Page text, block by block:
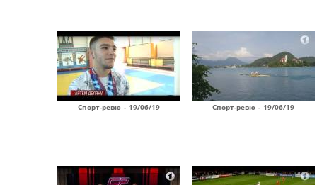
Спорт-ревю - 19/06/19 Спорт-ревю - 19/06/19